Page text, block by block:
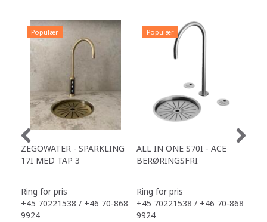
Populær
ZEGOWATER - SPARKLING
17I MED TAP 3
Ring for pris
+45 70221538 / +46 70-868
9924
Populær
ALL IN ONE S70I - ACE
BERØRINGSFRI
Ring for pris
+45 70221538 / +46 70-868
9924